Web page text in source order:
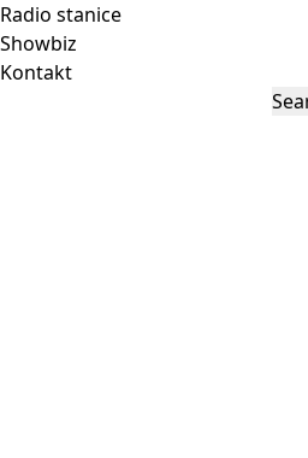
Radio stanice
Showbiz
Kontakt